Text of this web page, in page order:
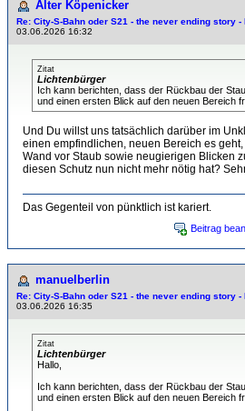
Alter Köpenicker
Re: City-S-Bahn oder S21 - the never ending story -
03.06.2026 16:32
Zitat
Lichtenbürger
Ich kann berichten, dass der Rückbau der
und einen ersten Blick auf den neuen Bereich
Und Du willst uns tatsächlich darüber im
einen empfindlichen, neuen Bereich es
Wand vor Staub sowie neugierigen Blicken
diesen Schutz nun nicht mehr nötig hat?
Das Gegenteil von pünktlich ist kariert.
Beitrag
manuelberlin
Re: City-S-Bahn oder S21 - the never ending story -
03.06.2026 16:35
Zitat
Lichtenbürger
Hallo,
Ich kann berichten, dass der Rückbau der
und einen ersten Blick auf den neuen Bereich